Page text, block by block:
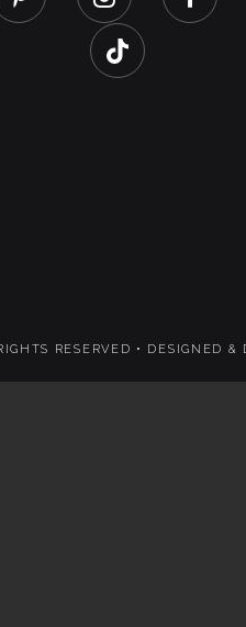
RESERVED • DESIGNED &